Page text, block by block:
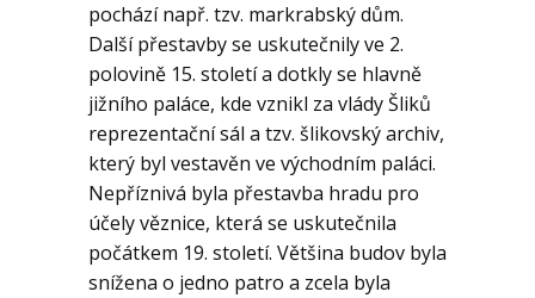
Kontakt
pochází např. tzv. markrabský dům.
Další přestavby se uskutečnily ve 2.
polovině 15. století a dotkly se hlavně
jižního paláce, kde vznikl za vlády Šliků
reprezentační sál a tzv. šlikovský archiv,
který byl vestavěn ve východním paláci.
Nepříznivá byla přestavba hradu pro
účely věznice, která se uskutečnila
počátkem 19. století. Většina budov byla
snížena o jedno patro a zcela byla